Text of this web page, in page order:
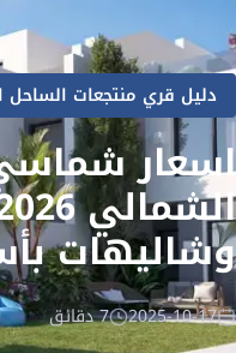
دليل قري منتجعات الساحل
اسعار
وشاليهات
2025-10-17 7 دقائق